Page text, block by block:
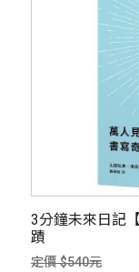
3分鐘未來日記
蹟
定價 $540元